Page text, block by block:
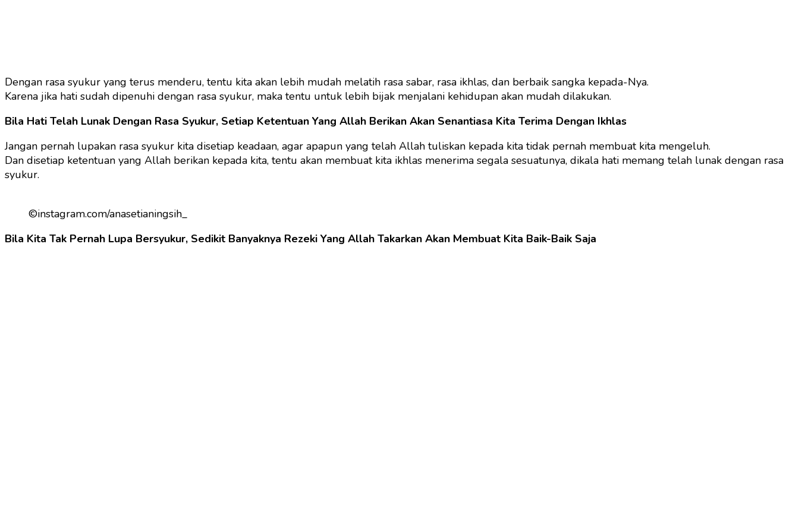
Dengan rasa syukur yang terus menderu, tentu kita akan lebih mudah melatih rasa sabar, rasa ikhlas, dan berbaik sangka kepada-Nya.
Karena jika hati sudah dipenuhi dengan rasa syukur, maka tentu untuk lebih bijak menjalani kehidupan akan mudah dilakukan.
Bila Hati Telah Lunak Dengan Rasa Syukur, Setiap Ketentuan Yang Allah Berikan Akan Senantiasa Kita Terima Dengan Ikhlas
Jangan pernah lupakan rasa syukur kita disetiap keadaan, agar apapun yang telah Allah tuliskan kepada kita tidak pernah membuat kita mengeluh.
Dan disetiap ketentuan yang Allah berikan kepada kita, tentu akan membuat kita ikhlas menerima segala sesuatunya, dikala hati memang telah lunak dengan rasa
syukur.
©instagram.com/anasetianingsih_
Bila Kita Tak Pernah Lupa Bersyukur, Sedikit Banyaknya Rezeki Yang Allah Takarkan Akan Membuat Kita Baik-Baik Saja